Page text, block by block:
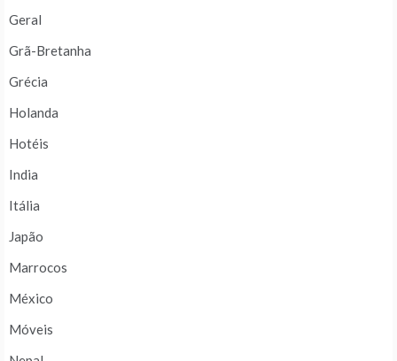
Geral
Grã-Bretanha
Grécia
Holanda
Hotéis
India
Itália
Japão
Marrocos
México
Móveis